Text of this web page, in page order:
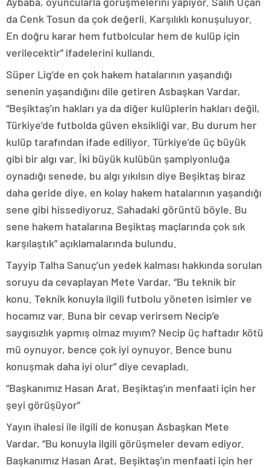
da Cenk Tosun da çok değerli. Karşılıklı konuşuluyor.
En doğru karar hem futbolcular hem de kulüp için
verilecektir” ifadelerini kullandı.
Süper Lig’de en çok hakem hatalarının yaşandığı
senenin yaşandığını dile getiren Asbaşkan Vardar,
“Beşiktaş’ın hakları ya da diğer kulüplerin hakları değil,
Türkiye’de futbolda güven eksikliği var. Bu durum her
kulüp tarafından ifade ediliyor. Türkiye’de üç büyük
gibi bir algı var. İki büyük kulübün şampiyonluğa
oynadığı senede, bu algı yıkılsın diye Beşiktaş biraz
daha geride diye, en kolay hakem hatalarının yaşandığı
sene gibi hissediyoruz. Sahadaki görüntü böyle. Bu
sene hakem hatalarına Beşiktaş maçlarında çok sık
karşılaştık” açıklamalarında bulundu.
Tayyip Talha Sanuç’un yedek kalması hakkında sorulan
soruyu da cevaplayan Mete Vardar, “Bu teknik bir
konu. Teknik konuyla ilgili futbolu yöneten isimler ve
hocamız var. Buna bir cevap verirsem Necip’e
saygısızlık yapmış olmaz mıyım? Necip üç haftadır kötü
mü oynuyor, bence çok iyi oynuyor. Bence bunu
konuşmak daha iyi olur” diye cevapladı.
“Başkanımız Hasan Arat, Beşiktaş’ın menfaati için her
şeyi görüşüyor”
Yayın ihalesi ile ilgili de konuşan Asbaşkan Mete
Vardar, “Bu konuyla ilgili görüşmeler devam ediyor.
Başkanımız Hasan Arat, Beşiktaş’ın menfaati için her